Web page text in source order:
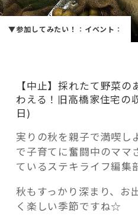
HAREL
fleXe
「ひと」
協賛・協力店
▼参加してみたい！ ： イベント ：
【中止】採れたて野菜
わえる！旧高橋家住宅
日)
実りの秋を親子で満喫し
で子育てに奮闘中のママ
ているステキライフ編集
秋もすっかり深まり、お
く楽しい季節ですね☆